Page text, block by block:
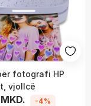
fotografi HP
vjollcë
-4%